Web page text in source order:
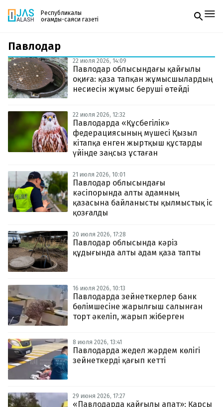
Республикалық
қоғамдық-саяси газеті
Жаңалықтар
Спорт
Live
Руханият
Аймақ
Архив
Заң және тәртіп
Редакциямен байланыс
+7 708 604 51 06
Жарнама бөлімі
zhasalash100@gmail.com
Газетке жазылу
PDF форматтағы газетті ай сайын электронды
поштаңызға алып отырыңыз. Жаңа нөмір
шыққан сәтте сізге бірден жіберіледі. Тек email
Павлодар
22 июля 2026, 14:09
Павлодар облысындағы қайғылы
оқиға: қаза тапқан жұмысшылардың
несиесін жұмыс беруші өтейді
22 июля 2026, 12:32
Павлодарда «Құсбегілік»
федерациясының мүшесі Қызыл
кітапқа енген жыртқыш құстарды
үйінде заңсыз ұстаған
21 июля 2026, 10:01
Павлодар облысындағы
кәсіпорында алты адамның
қазасына байланысты қылмыстық іс
қозғалды
20 июля 2026, 17:28
Павлодар облысында кәріз
құдығында алты адам қаза тапты
16 июля 2026, 10:13
Павлодарда зейнеткерлер банк
бөлімшесіне жарылғыш салынған
торт әкеліп, жарып жіберген
8 июля 2026, 13:41
Павлодарда жедел жәрдем көлігі
зейнеткерді қағып кетті
29 июня 2026, 17:27
«Павлодарда қайғылы апат»: Қарсы